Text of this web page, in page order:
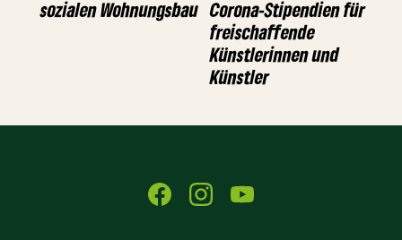
sozialen Wohnungsbau Corona-Stipendien für
freischaffende
Künstlerinnen und
Künstler